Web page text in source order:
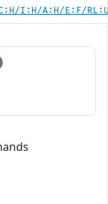
I:H/A:H/E:F/